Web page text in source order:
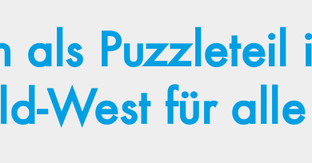
als Puzzleteil
West für alle